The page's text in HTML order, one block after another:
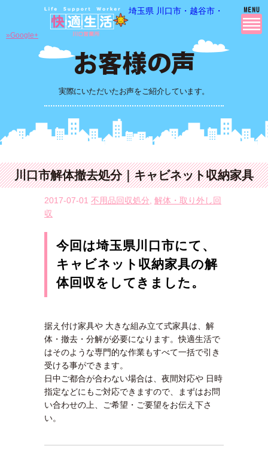
埼玉県 川口市・越谷市・さいたま
実際にいただいたお声をご紹介しています。
»Google+
川口市解体撤去処分｜キャビネット収納家具
2017-07-01 不用品回収処分 解体・取り外し回
収
今回は埼玉県川口市にて、
キャビネット収納家具の解
体回収をしてきました。
据え付け家具や 大きな組み立て式家具は、解
体・撤去・分解が必要になります。快適生活で
はそのような専門的な作業もすべて一括で引き
受ける事ができます。
日中ご都合が合わない場合は、夜間対応や 日時
指定などにもご対応できますので、まずはお問
い合わせの上、ご希望・ご要望をお伝え下さ
い。